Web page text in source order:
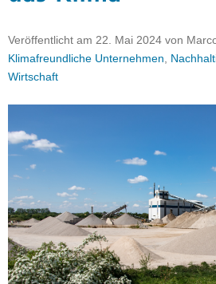
i
a
i
o
n
Veröffentlicht am 22. Mai 2024 von
Klimafreundliche Unternehmen
Wirtschaft